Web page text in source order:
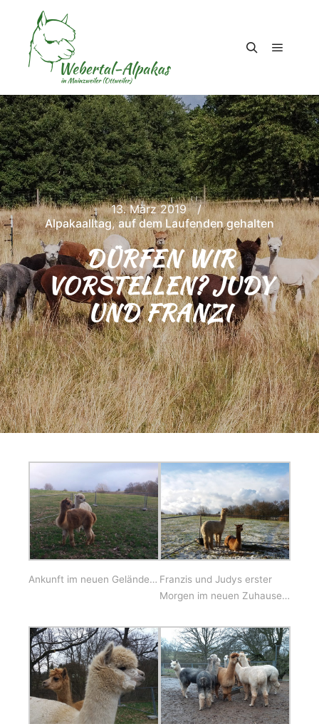
13. März 2019
Alpakaalltag,auf dem Laufenden gehalten
DÜRFEN WIR
VORSTELLEN? JUDY
UND FRANZI
Ankunft im neuen Gelände… Franzis und Judys erster
Morgen im neuen Zuhause…